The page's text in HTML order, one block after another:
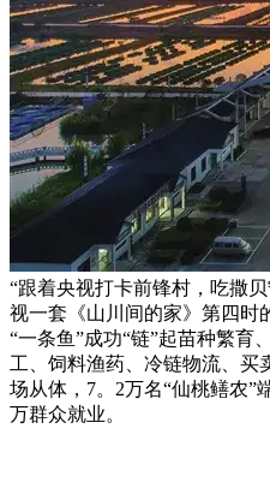
“跟着央视打卡前锋村，吃撒
视一套《山川间的家》第四时
“一条鱼”成功“链”起苗种繁育
工、饲料渔药、冷链物流、买
场从体，7。2万名“仙桃鳝农”
万群众就业。